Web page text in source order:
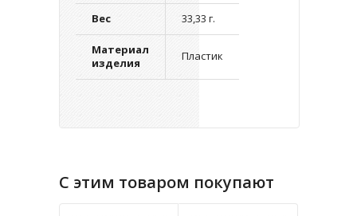
Вес 33,33 г.
Материал
изделия
Пластик
С этим товаром покупают